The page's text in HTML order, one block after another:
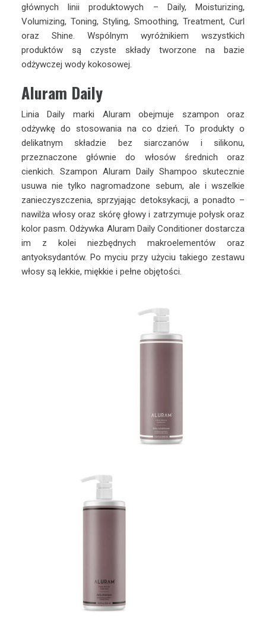
głównych linii produktowych – Daily, Moisturizing,
Volumizing, Toning, Styling, Smoothing, Treatment, Curl
oraz Shine. Wspólnym wyróżnikiem wszystkich
produktów są czyste składy tworzone na bazie
odżywczej wody kokosowej.
Aluram Daily
Linia Daily marki Aluram obejmuje szampon oraz
odżywkę do stosowania na co dzień. To produkty o
delikatnym składzie bez siarczanów i silikonu,
przeznaczone głównie do włosów średnich oraz
cienkich. Szampon Aluram Daily Shampoo skutecznie
usuwa nie tylko nagromadzone sebum, ale i wszelkie
zanieczyszczenia, sprzyjając detoksykacji, a ponadto –
nawilża włosy oraz skórę głowy i zatrzymuje połysk oraz
kolor pasm. Odżywka Aluram Daily Conditioner dostarcza
im z kolei niezbędnych makroelementów oraz
antyoksydantów. Po myciu przy użyciu takiego zestawu
włosy są lekkie, miękkie i pełne objętości.